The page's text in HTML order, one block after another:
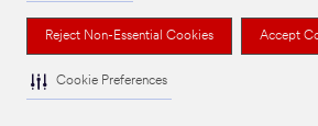
Reject Non-Essential Cookies Accept
Cookie Preferences